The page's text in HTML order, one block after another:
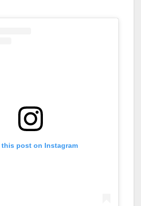
this post on Instagram